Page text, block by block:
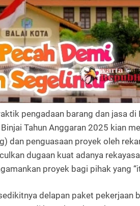
pengadaan barang dan jasa di
Tahun Anggaran 2025 kian
dan penguasaan proyek oleh
dugaan kuat adanya
proyek bagi pihak yang
delapan paket pekerjaan